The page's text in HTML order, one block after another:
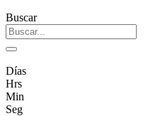
Buscar
Días
Hrs
Min
Seg